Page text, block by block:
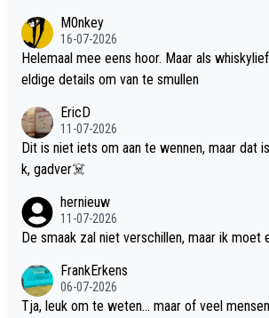
M0nkey
16-07-2026
Helemaal mee eens hoor. Maar als
eldige details om van te smullen
EricD
11-07-2026
Dit is niet iets om aan te wennen, maar dat
k, gadver☠️
hernieuw
11-07-2026
De smaak zal niet verschillen, maar ik moet
FrankErkens
06-07-2026
Tja, leuk om te weten... maar of veel